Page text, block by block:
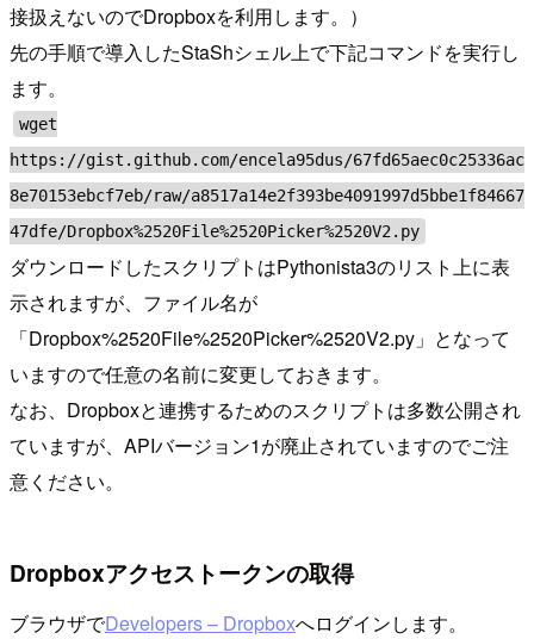
接扱えないのでDropboxを利用します。）
先の手順で導入したStaShシェル上で下記コマンドを実行し
ます。
wget
https://gist.github.com/encela95dus/67fd65aec0c25336ac
8e70153ebcf7eb/raw/a8517a14e2f393be4091997d5bbe1f84667
47dfe/Dropbox%2520File%2520Picker%2520V2.py
ダウンロードしたスクリプトはPythonista3のリスト上に表
示されますが、ファイル名が
「Dropbox%2520File%2520Picker%2520V2.py」となって
いますので任意の名前に変更しておきます。
なお、Dropboxと連携するためのスクリプトは多数公開され
ていますが、APIバージョン1が廃止されていますのでご注
意ください。
Dropboxアクセストークンの取得
ブラウザでDevelopers – Dropboxへログインします。